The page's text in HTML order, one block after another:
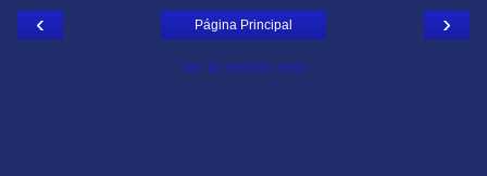
‹ ›
Página Principal
Ver la versión web